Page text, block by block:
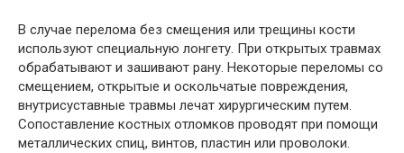
В случае перелома без смещения или трещины кости
используют специальную лонгету. При открытых травмах
обрабатывают и зашивают рану. Некоторые переломы со
смещением, открытые и оскольчатые повреждения,
внутрисуставные травмы лечат хирургическим путем.
Сопоставление костных отломков проводят при помощи
металлических спиц, винтов, пластин или проволоки.